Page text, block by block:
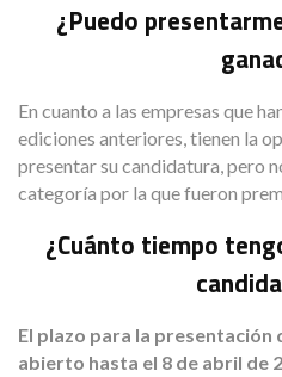
¿Puedo
En cuanto a las empresas que
ediciones anteriores, tienen la
presentar su candidatura, pero
categoría por la que fueron
¿Cuánto tiempo
El plazo para la presentación
abierto hasta el 8 de abril de